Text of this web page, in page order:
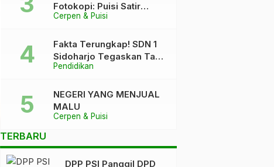
Cerpen & Puisi
Fotokopi: Puisi Satir
tentang Kursi DPR dan
Pendidikan
Fakta Terungkap! SDN 1
Sidoharjo Tegaskan Tak
Pernah Tuduh Santri Soal
Cerpen & Puisi
NEGERI YANG MENJUAL
MALU
TERBARU
DPP PSI Panggil DPD